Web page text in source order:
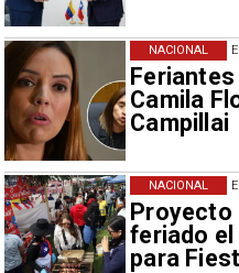
Camila
Campillai
NACIONAL
Proyecto
feriado el
para
NACIONAL